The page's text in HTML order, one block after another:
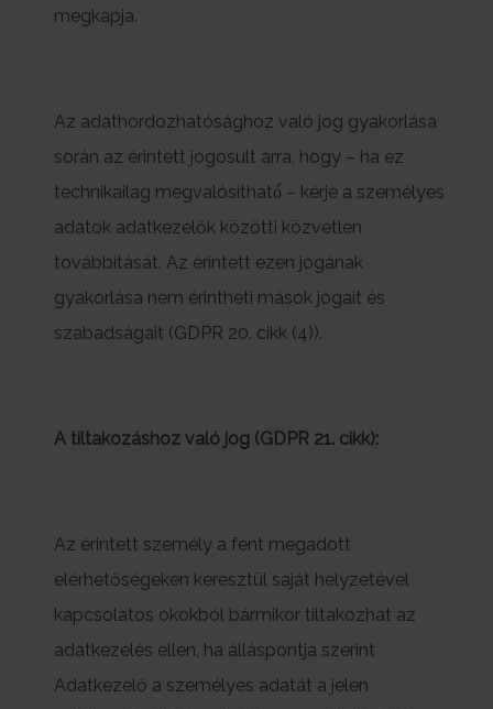
megkapja.
Az adathordozhatósághoz való jog gyakorlása
során az érintett jogosult arra, hogy – ha ez
technikailag megvalósítható́ – kérje a személyes
adatok adatkezelők közötti közvetlen
továbbítását. Az érintett ezen jogának
gyakorlása nem érintheti mások jogait és
szabadságait (GDPR 20. cikk (4)).
A tiltakozáshoz való jog (GDPR 21. cikk):
Az érintett személy a fent megadott
elérhetőségeken keresztül saját helyzetével
kapcsolatos okokból bármikor tiltakozhat az
adatkezelés ellen, ha álláspontja szerint
Adatkezelő a személyes adatát a jelen